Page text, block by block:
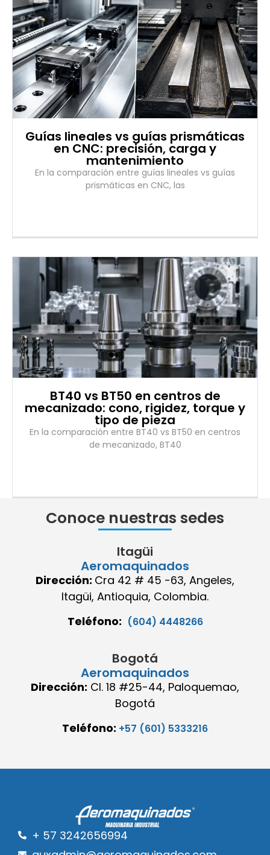
Guías lineales vs guías prismáticas
en CNC: precisión, carga y
mantenimiento
En la comparación entre guías lineales vs guías
prismáticas en CNC, las
BT40 vs BT50 en centros de
mecanizado: cono, rigidez, torque y
tipo de pieza
En la comparación entre BT40 vs BT50 en centros
de mecanizado, BT40
Conoce nuestras sedes
Itagüi
Aeromaquinados
Dirección: Cra 42 # 45 -63, Angeles,
Itagüi, Antioquia, Colombia.
Teléfono: (604) 4448266
Bogotá
Aeromaquinados
Dirección: Cl. 18 #25-44, Paloquemao,
Bogotá
Teléfono: +57 (601) 5333216
+ 57 3242656994